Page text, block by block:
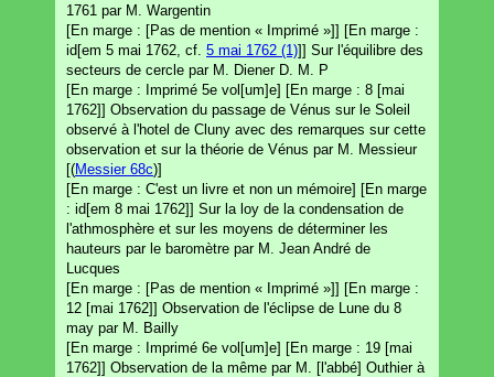
1761 par M. Wargentin
[En marge : [Pas de mention « Imprimé »]] [En marge :
id[em 5 mai 1762, cf. 5 mai 1762 (1)]] Sur l'équilibre des
secteurs de cercle par M. Diener D. M. P
[En marge : Imprimé 5e vol[um]e] [En marge : 8 [mai
1762]] Observation du passage de Vénus sur le Soleil
observé à l'hotel de Cluny avec des remarques sur cette
observation et sur la théorie de Vénus par M. Messieur
[(Messier 68c)]
[En marge : C'est un livre et non un mémoire] [En marge
: id[em 8 mai 1762]] Sur la loy de la condensation de
l'athmosphère et sur les moyens de déterminer les
hauteurs par le baromètre par M. Jean André de
Lucques
[En marge : [Pas de mention « Imprimé »]] [En marge :
12 [mai 1762]] Observation de l'éclipse de Lune du 8
may par M. Bailly
[En marge : Imprimé 6e vol[um]e] [En marge : 19 [mai
1762]] Observation de la même par M. [l'abbé] Outhier à